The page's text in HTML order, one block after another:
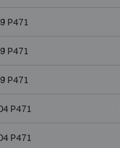
P471
P471
P471
P471
P471